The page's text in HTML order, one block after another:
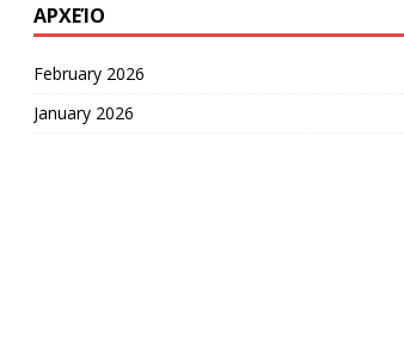
ΑΡΧΕΊΟ
February 2026
January 2026